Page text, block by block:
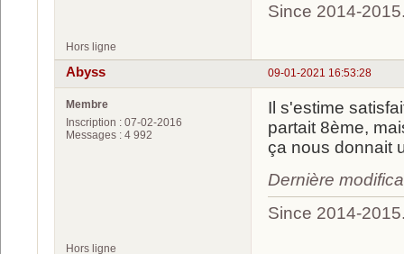
Since 2014-
Hors ligne
09-01-2021 16:53:28
Abyss
Membre
Inscription : 07-02-2016
Messages : 4 992
Il s'estime
partait 8ème,
ça nous donnait
Dernière
Since 2014-
Hors ligne